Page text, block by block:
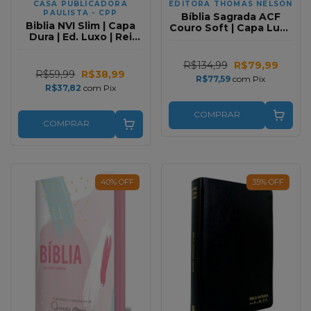
CASA PUBLICADORA
PAULISTA - CPP
Biblia NVI Slim | Capa
Dura | Ed. Luxo | Rei
R$59,99 R$38,99
R$37,82 com Pix
COMPRAR
EDITORA THOMAS NELSON
Bíblia Sagrada ACF
Couro Soft | Capa Luxo
R$134,99 R$79,99
R$77,59com Pix
COMPRAR
40% OFF 35% OFF